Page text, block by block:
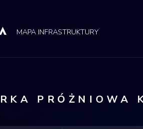
MAPA INFRASTRUKTURY
PRÓŻNIOWA